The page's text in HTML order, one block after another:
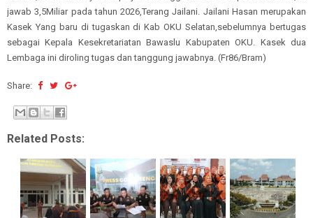
jawab 3,5Miliar pada tahun 2026,Terang Jailani. Jailani Hasan merupakan
Kasek Yang baru di tugaskan di Kab OKU Selatan,sebelumnya bertugas
sebagai Kepala Kesekretariatan Bawaslu Kabupaten OKU. Kasek dua
Lembaga ini diroling tugas dan tanggung jawabnya. (Fr86/Bram)
Share:
Related Posts: